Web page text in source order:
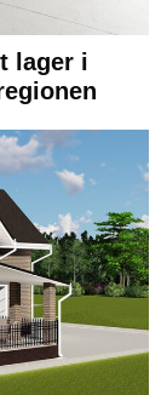
lager i